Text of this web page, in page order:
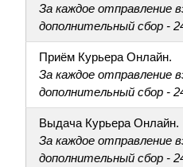
За каждое отправление
дополнительный сбор -
Приём Курьера Онлайн.
За каждое отправление
дополнительный сбор -
Выдача Курьера Онлайн.
За каждое отправление
дополнительный сбор -